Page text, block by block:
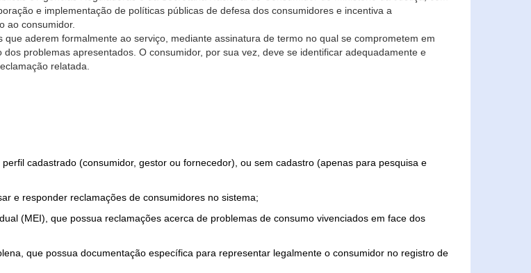
e implementação de políticas públicas de defesa dos consumidores e incentiva a
ao consumidor.
aderem formalmente ao serviço, mediante assinatura de termo no qual se comprometem em
problemas apresentados. O consumidor, por sua vez, deve se identificar adequadamente e
relatada.
cadastrado (consumidor, gestor ou fornecedor), ou sem cadastro (apenas para pesquisa e
e responder reclamações de consumidores no sistema;
(MEI), que possua reclamações acerca de problemas de consumo vivenciados em face dos
que possua documentação específica para representar legalmente o consumidor no registro de